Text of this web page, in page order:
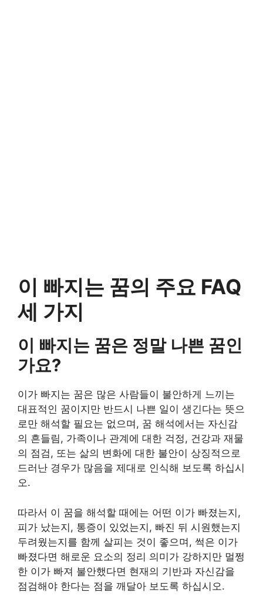
이 빠지는 꿈의 주요 FAQ
세 가지
이 빠지는 꿈은 정말 나쁜 꿈인
가요?
이가 빠지는 꿈은 많은 사람들이 불안하게 느끼는
대표적인 꿈이지만 반드시 나쁜 일이 생긴다는 뜻으
로만 해석할 필요는 없으며, 꿈 해석에서는 자신감
의 흔들림, 가족이나 관계에 대한 걱정, 건강과 재물
의 점검, 또는 삶의 변화에 대한 불안이 상징적으로
드러난 경우가 많음을 제대로 인식해 보도록 하십시
오.
따라서 이 꿈을 해석할 때에는 어떤 이가 빠졌는지,
피가 났는지, 통증이 있었는지, 빠진 뒤 시원했는지
두려웠는지를 함께 살피는 것이 좋으며, 썩은 이가
빠졌다면 해로운 요소의 정리 의미가 강하지만 멀쩡
한 이가 빠져 불안했다면 현재의 기반과 자신감을
점검해야 한다는 점을 깨달아 보도록 하십시오.